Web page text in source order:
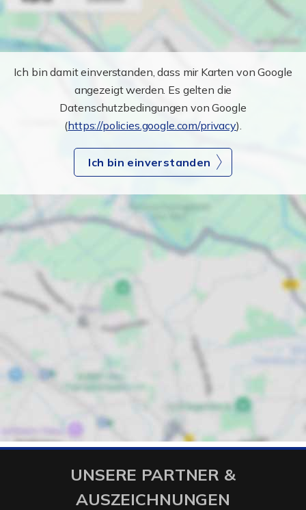
Ich bin damit einverstanden, dass mir Karten von Google
angezeigt werden. Es gelten die
Datenschutzbedingungen von Google
(https://policies.google.com/privacy).
Ich bin einverstanden
UNSERE PARTNER &
AUSZEICHNUNGEN